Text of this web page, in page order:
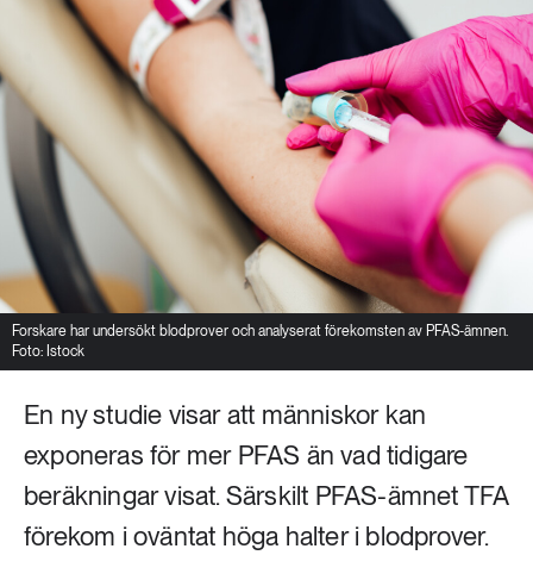
Forskare har undersökt blodprover och analyserat förekomsten av PFAS-ämnen.
Foto: Istock
En ny studie visar att människor kan
exponeras för mer PFAS än vad tidigare
beräkningar visat. Särskilt PFAS-ämnet TFA
förekom i oväntat höga halter i blodprover.